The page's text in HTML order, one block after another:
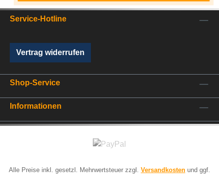
Service-Hotline
Vertrag widerrufen
Shop-Service
Informationen
Alle Preise inkl. gesetzl. Mehrwertsteuer zzgl. Versandkosten und ggf.